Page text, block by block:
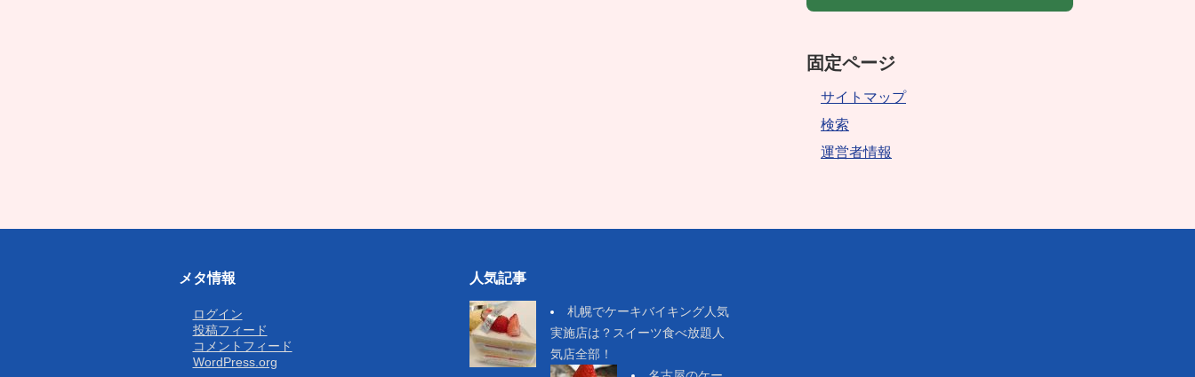
固定ページ
サイトマップ
検索
運営者情報
メタ情報
ログイン
投稿フィード
コメントフィード
WordPress.org
人気記事
札幌でケーキバイキング人気
実施店は？スイーツ食べ放題人
気店全部！